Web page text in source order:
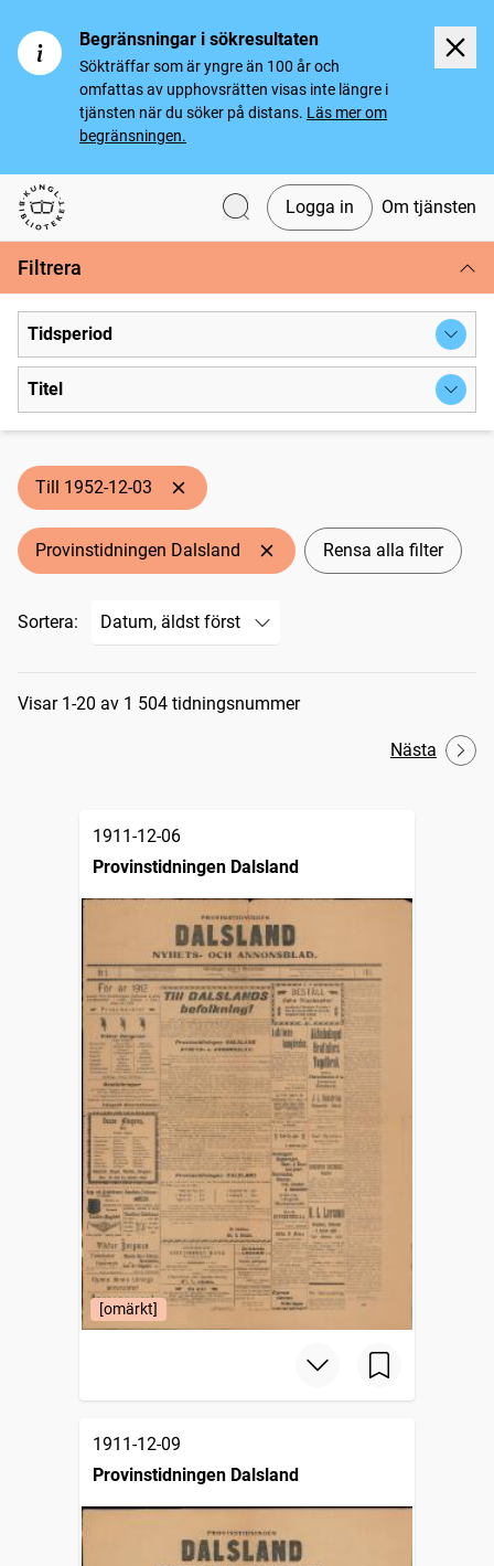
Begränsningar i sökresultaten
Sökträffar som är yngre än 100 år och
omfattas av upphovsrätten visas inte längre i
tjänsten när du söker på distans. Läs mer om
begränsningen.
Svenska tidningar
Logga in Om tjänsten
Filtrera
Tidsperiod
Titel
Till 1952-12-03
Provinstidningen Dalsland Rensa alla filter
Sortera:
Sökresultat
Visar 1-20 av 1 504 tidningsnummer
Nästa
1911-12-06
Provinstidningen Dalsland
[omärkt]
1911-12-09
Provinstidningen Dalsland